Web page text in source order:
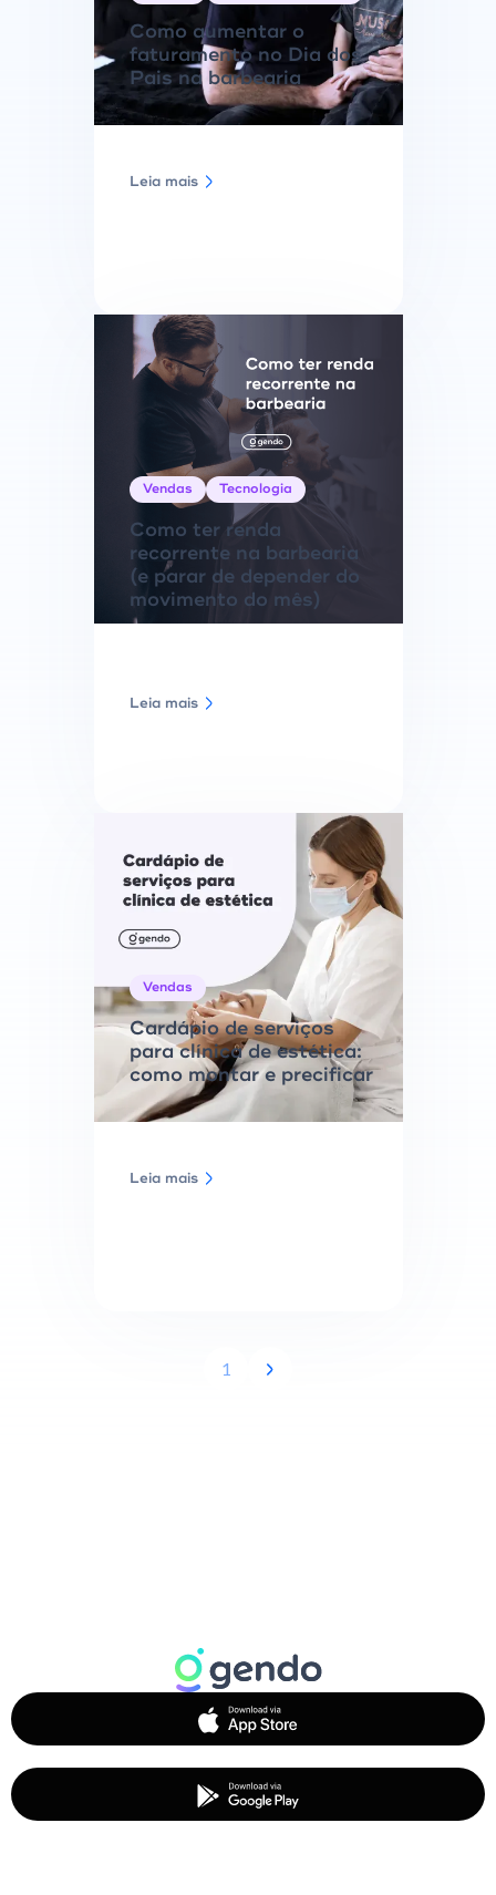
Como aumentar o
faturamento no Dia dos
Pais na barbearia
Leia mais
Vendas Tecnologia
Como ter renda
recorrente na barbearia
(e parar de depender do
movimento do mês)
Leia mais
Vendas
Cardápio de serviços
para clínica de estética:
como montar e precificar
Leia mais
1